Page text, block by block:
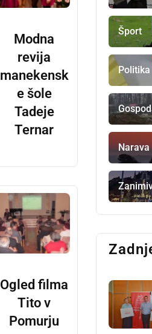
Modna
revija
manekensk
e šole
Tadeje
Ternar
Ogled filma
Tito v
Pomurju
Šport
Politika
Narava